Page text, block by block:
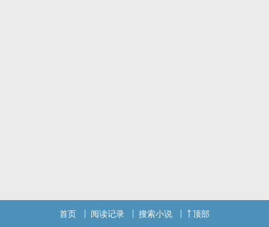
首页 阅读记录 搜索小说 顶部